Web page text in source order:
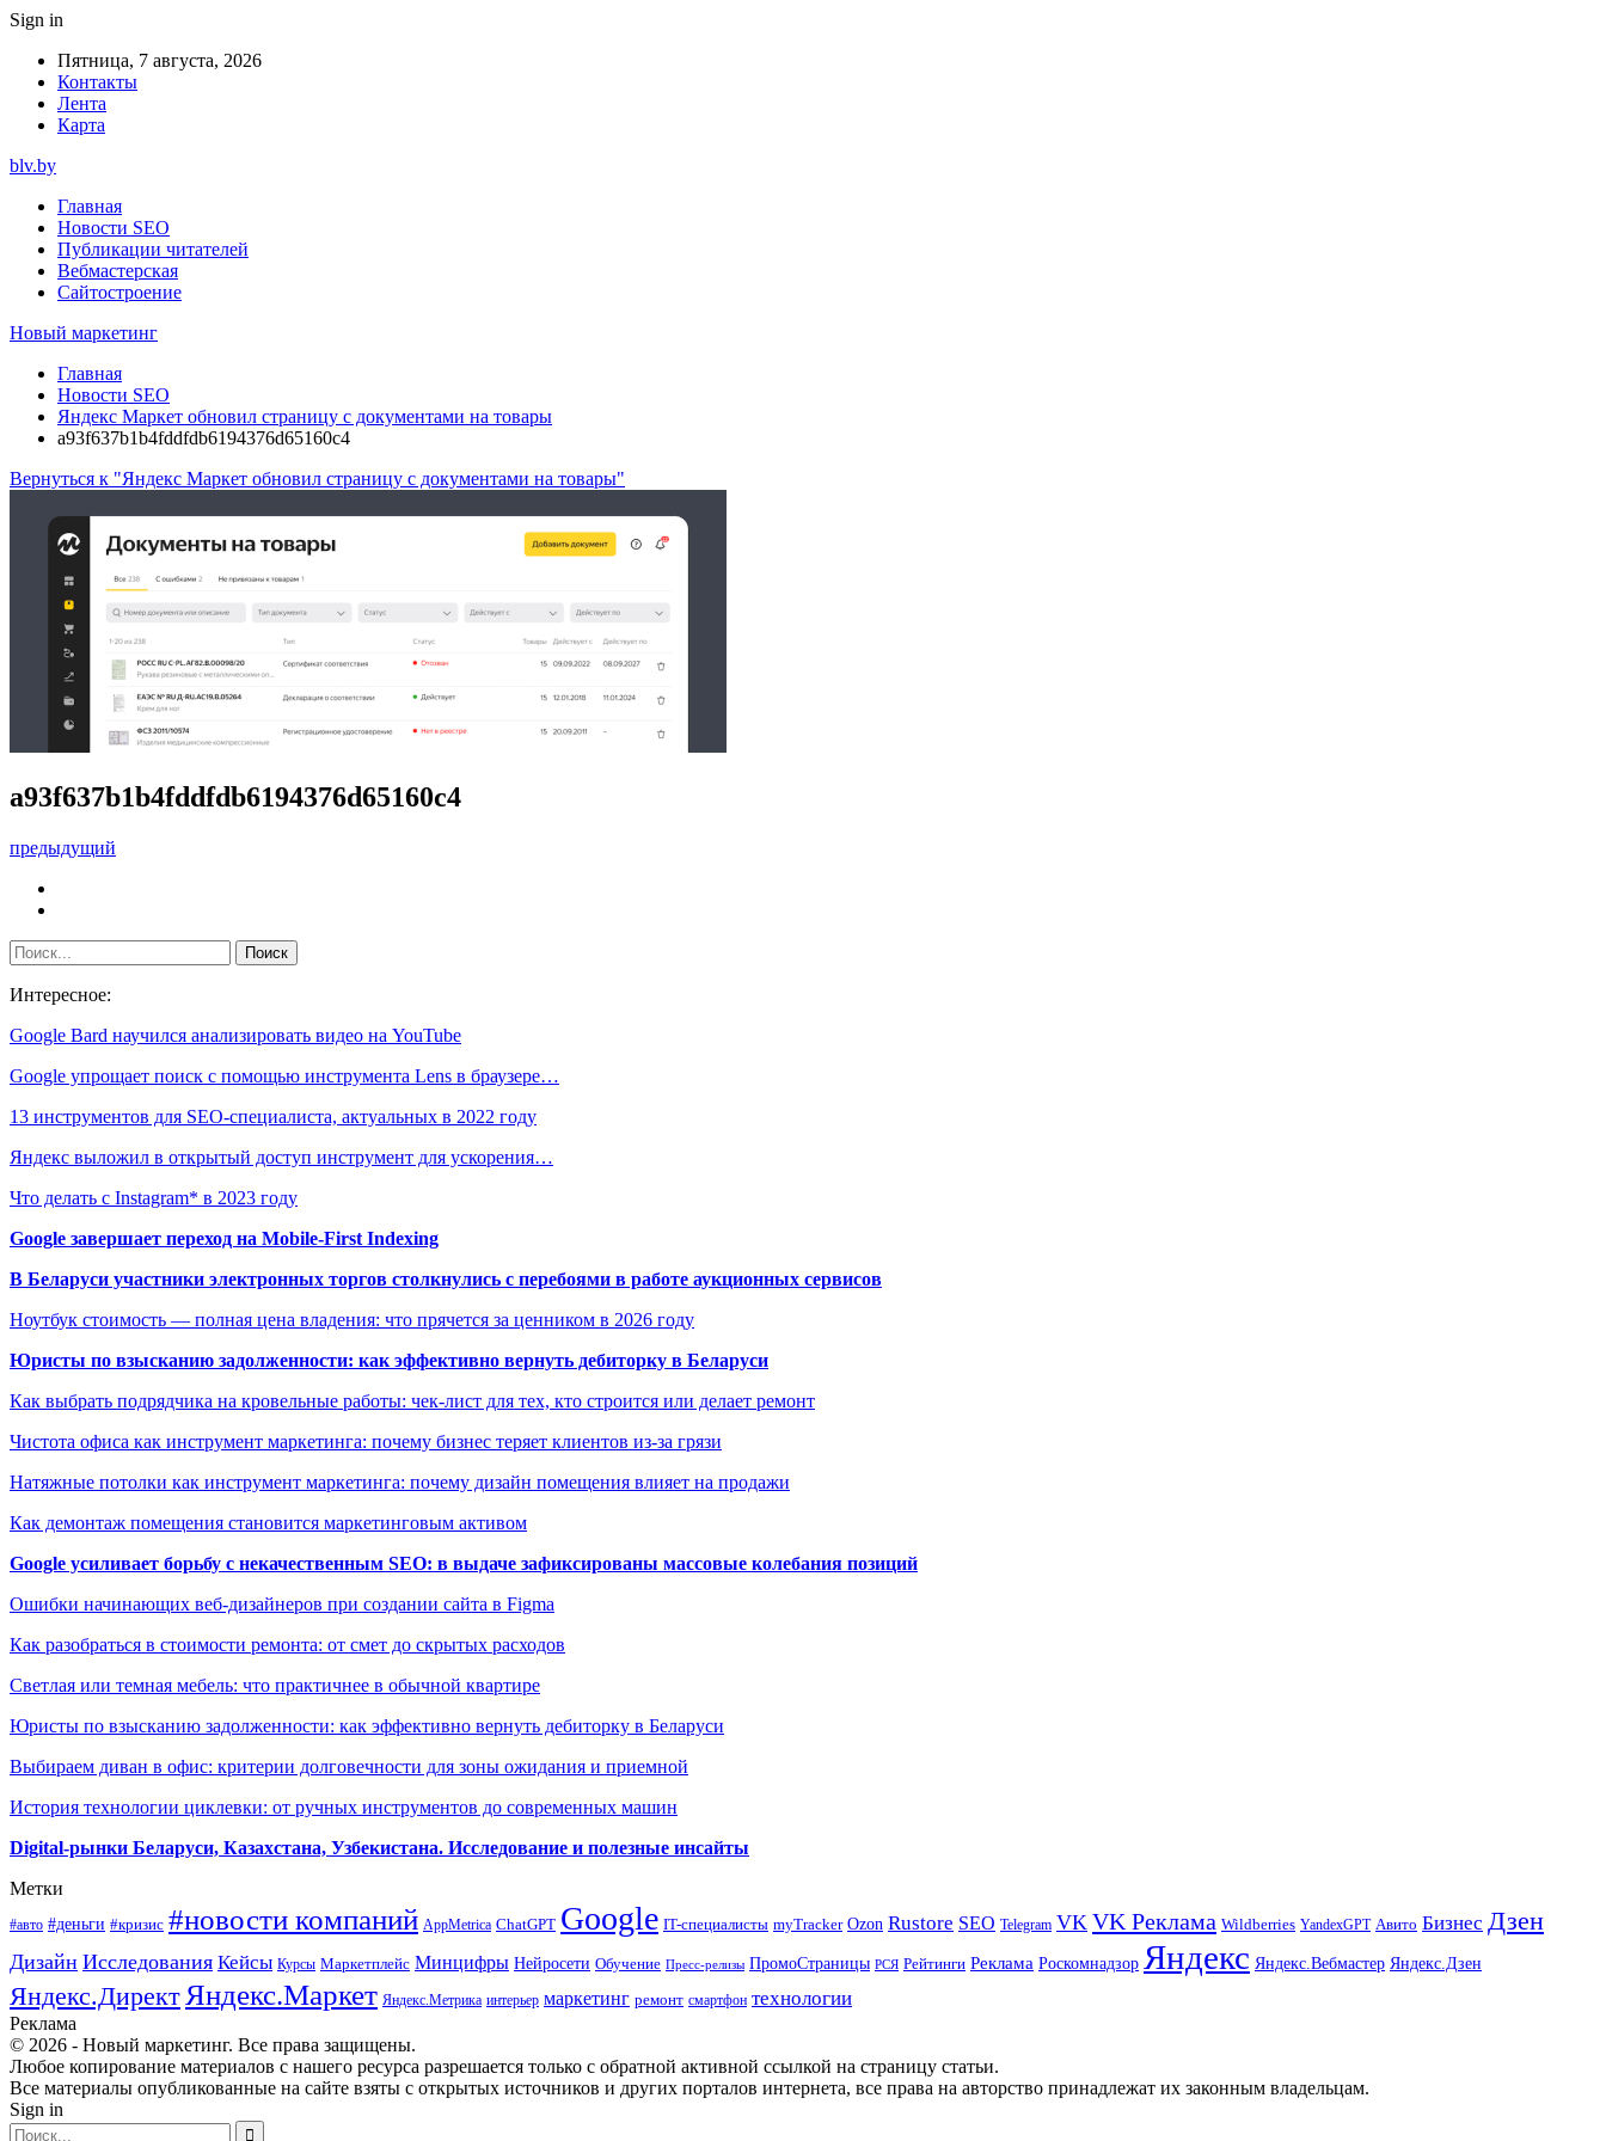
Sign in
Пятница, 7 августа, 2026
Контакты
Лента
Карта
blv.by
Главная
Новости SEO
Публикации читателей
Вебмастерская
Сайтостроение
Новый маркетинг
Главная
Новости SEO
Яндекс Маркет обновил страницу с документами на товары
a93f637b1b4fddfdb6194376d65160c4
Вернуться к "Яндекс Маркет обновил страницу с документами на товары"
a93f637b1b4fddfdb6194376d65160c4
предыдущий
Интересное:
Google Bard научился анализировать видео на YouTube
Google упрощает поиск c помощью инструмента Lens в браузере…
13 инструментов для SEO-специалиста, актуальных в 2022 году
Яндекс выложил в открытый доступ инструмент для ускорения…
Что делать с Instagram* в 2023 году
Google завершает переход на Mobile-First Indexing
В Беларуси участники электронных торгов столкнулись с перебоями в работе аукционных сервисов
Ноутбук стоимость — полная цена владения: что прячется за ценником в 2026 году
Юристы по взысканию задолженности: как эффективно вернуть дебиторку в Беларуси
Как выбрать подрядчика на кровельные работы: чек-лист для тех, кто строится или делает ремонт
Чистота офиса как инструмент маркетинга: почему бизнес теряет клиентов из-за грязи
Натяжные потолки как инструмент маркетинга: почему дизайн помещения влияет на продажи
Как демонтаж помещения становится маркетинговым активом
Google усиливает борьбу с некачественным SEO: в выдаче зафиксированы массовые колебания позиций
Ошибки начинающих веб-дизайнеров при создании сайта в Figma
Как разобраться в стоимости ремонта: от смет до скрытых расходов
Светлая или темная мебель: что практичнее в обычной квартире
Юристы по взысканию задолженности: как эффективно вернуть дебиторку в Беларуси
Выбираем диван в офис: критерии долговечности для зоны ожидания и приемной
История технологии циклевки: от ручных инструментов до современных машин
Digital-рынки Беларуси, Казахстана, Узбекистана. Исследование и полезные инсайты
Метки
#авто #деньги #кризис #новости компаний AppMetrica ChatGPT Google IT-специалисты myTracker Ozon Rustore SEO Telegram VK VK Реклама Wildberries YandexGPT Авито Бизнес Дзен
Дизайн Исследования Кейсы Курсы Маркетплейс Минцифры Нейросети Обучение Пресс-релизы ПромоСтраницы РСЯ Рейтинги Реклама Роскомнадзор Яндекс Яндекс.Вебмастер Яндекс.Дзен
Яндекс.ДиректЯндекс.Маркет Яндекс.Метрика интерьер маркетинг ремонт смартфон технологии
Реклама
© 2026 - Новый маркетинг. Все права защищены.
Любое копирование материалов с нашего ресурса разрешается только с обратной активной ссылкой на страницу статьи.
Все материалы опубликованные на сайте взяты с открытых источников и других порталов интернета, все права на авторство принадлежат их законным владельцам.
Sign in